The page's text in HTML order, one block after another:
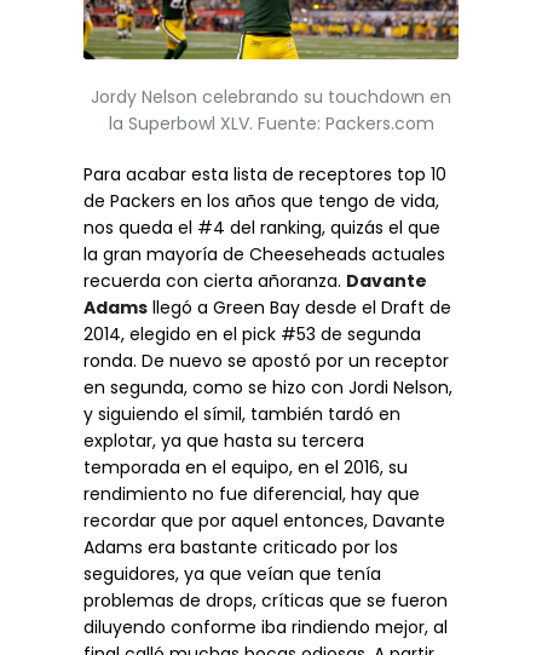
Jordy Nelson celebrando su touchdown en
la Superbowl XLV. Fuente: Packers.com
Para acabar esta lista de receptores top 10
de Packers en los años que tengo de vida,
nos queda el #4 del ranking, quizás el que
la gran mayoría de Cheeseheads actuales
recuerda con cierta añoranza. Davante
Adams llegó a Green Bay desde el Draft de
2014, elegido en el pick #53 de segunda
ronda. De nuevo se apostó por un receptor
en segunda, como se hizo con Jordi Nelson,
y siguiendo el símil, también tardó en
explotar, ya que hasta su tercera
temporada en el equipo, en el 2016, su
rendimiento no fue diferencial, hay que
recordar que por aquel entonces, Davante
Adams era bastante criticado por los
seguidores, ya que veían que tenía
problemas de drops, críticas que se fueron
diluyendo conforme iba rindiendo mejor, al